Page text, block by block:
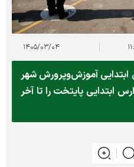
۱۴۰۵/۰۳/۰۴
آموزش‌وپرورش شهر
ابتدایی پایتخت را تا آخر